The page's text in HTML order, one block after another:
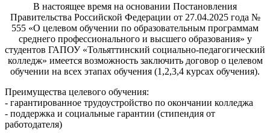
В настоящее время на основании Постановления
Правительства Российской Федерации от 27.04.2025 года №
555 «О целевом обучении по образовательным программам
среднего профессионального и высшего образования» у
студентов ГАПОУ «Тольяттинский социально-педагогический
колледж» имеется возможность заключить договор о целевом
обучении на всех этапах обучения (1,2,3,4 курсах обучения).
Преимущества целевого обучения:
- гарантированное трудоустройство по окончании колледжа
- поддержка и социальные гарантии (стипендия от
работодателя)